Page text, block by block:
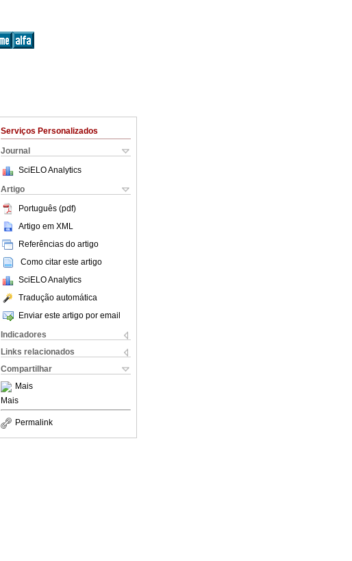
Serviços Personalizados
Journal
SciELO Analytics
Artigo
Português (pdf)
Artigo em XML
Referências do artigo
Como citar este artigo
SciELO Analytics
Tradução automática
Enviar este artigo por email
Indicadores
Links relacionados
Compartilhar
Mais
Mais
Permalink